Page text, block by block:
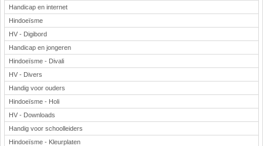
Handicap en internet
Hindoeïsme
HV - Digibord
Handicap en jongeren
Hindoeïsme - Divali
HV - Divers
Handig voor ouders
Hindoeïsme - Holi
HV - Downloads
Handig voor schoolleiders
Hindoeïsme - Kleurplaten